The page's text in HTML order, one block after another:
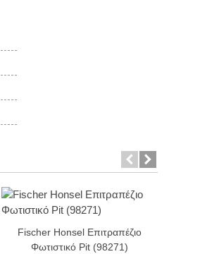
-25%Fischer Honsel Επιτραπέζιο
Φωτιστικό Pit (98271)